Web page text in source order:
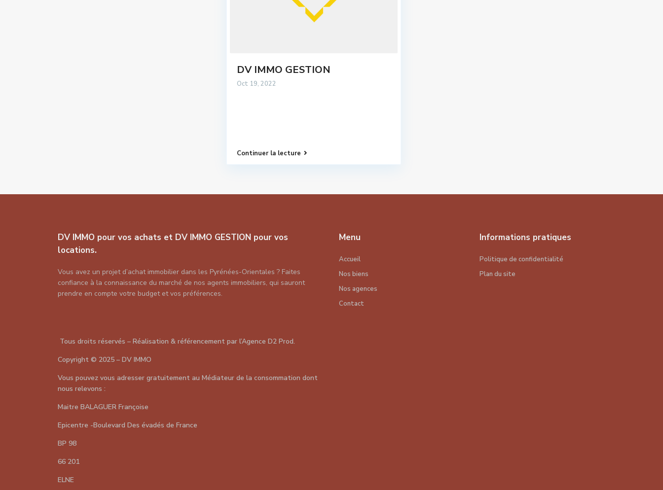
DV IMMO GESTION
Oct 19, 2022
Continuer la lecture
DV IMMO pour vos achats et DV IMMO GESTION pour vos
locations.
Vous avez un projet d’achat immobilier dans les Pyrénées-Orientales ? Faites
confiance à la connaissance du marché de nos agents immobiliers, qui sauront
prendre en compte votre budget et vos préférences.
Tous droits réservés – Réalisation & référencement par l’Agence D2 Prod.
Copyright © 2025 – DV IMMO
Vous pouvez vous adresser gratuitement au Médiateur de la consommation dont
nous relevons :
Maitre BALAGUER Françoise
Epicentre -Boulevard Des évadés de France
BP 98
66 201
ELNE
Menu
Accueil
Nos biens
Nos agences
Contact
Informations pratiques
Politique de confidentialité
Plan du site